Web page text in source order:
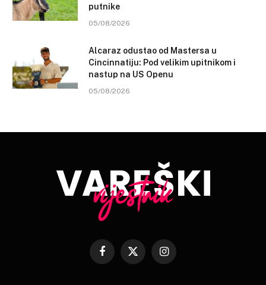
putnike
05/08/2026
Alcaraz odustao od Mastersa u
Cincinnatiju: Pod velikim upitnikom i
nastup na US Openu
05/08/2026
Facebook
X
Instagram